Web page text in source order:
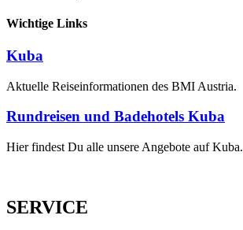
Wichtige Links
Kuba
Aktuelle Reiseinformationen des BMI Austria.
Rundreisen und Badehotels Kuba
Hier findest Du alle unsere Angebote auf Kuba.
SERVICE